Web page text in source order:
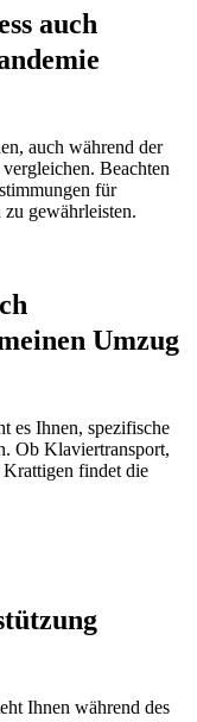
auch
auch während der
Beachten
für
gewährleisten.
Umzug
es Ihnen, spezifische
Ob Klaviertransport,
Krattigen findet die
Ihnen während des